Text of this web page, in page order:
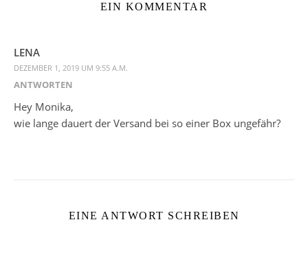
EIN KOMMENTAR
LENA
DEZEMBER 1, 2019 UM 9:55 A.M.
ANTWORTEN
Hey Monika,
wie lange dauert der Versand bei so einer Box ungefähr?
EINE ANTWORT SCHREIBEN